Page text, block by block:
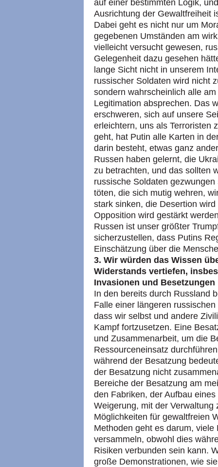
auf einer bestimmten Logik,
Ausrichtung der Gewaltfreiheit
Dabei geht es nicht nur um
gegebenen Umständen am
vielleicht versucht gewesen,
Gelegenheit dazu gesehen
lange Sicht nicht in unserem
russischer Soldaten wird nicht
sondern wahrscheinlich alle
Legitimation absprechen. Das
erschweren, sich auf unsere
erleichtern, uns als Terroristen
geht, hat Putin alle Karten in
darin besteht, etwas ganz
Russen haben gelernt, die
zu betrachten, und das sollten
russische Soldaten
töten, die sich mutig wehren,
stark sinken, die Desertion
Opposition wird gestärkt
Russen ist unser größter
sicherzustellen, dass Putins
Einschätzung über die
3. Wir würden das Wissen
Widerstands vertiefen,
Invasionen und
In den bereits durch Russland
Falle einer längeren
dass wir selbst und andere
Kampf fortzusetzen. Eine
und Zusammenarbeit, um die
Ressourceneinsatz
während der Besatzung
der Besatzung nicht
Bereiche der Besatzung am
den Fabriken, der Aufbau
Weigerung, mit der
Möglichkeiten für gewaltfreien
Methoden geht es darum,
versammeln, obwohl dies
Risiken verbunden sein kann.
große Demonstrationen, wie